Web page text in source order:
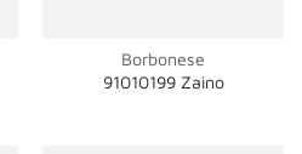
Borbonese
91010199 Zaino